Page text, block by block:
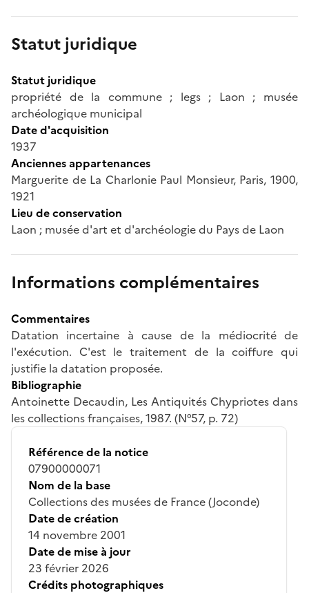
Statut juridique
Statut juridique
propriété de la commune ; legs ; Laon ; musée
archéologique municipal
Date d'acquisition
1937
Anciennes appartenances
Marguerite de La Charlonie Paul Monsieur, Paris, 1900,
1921
Lieu de conservation
Laon ; musée d'art et d'archéologie du Pays de Laon
Informations complémentaires
Commentaires
Datation incertaine à cause de la médiocrité de
l'exécution. C'est le traitement de la coiffure qui
justifie la datation proposée.
Bibliographie
Antoinette Decaudin, Les Antiquités Chypriotes dans
les collections françaises, 1987. (N°57, p. 72)
Référence de la notice
07900000071
Nom de la base
Collections des musées de France (Joconde)
Date de création
14 novembre 2001
Date de mise à jour
23 février 2026
Crédits photographiques